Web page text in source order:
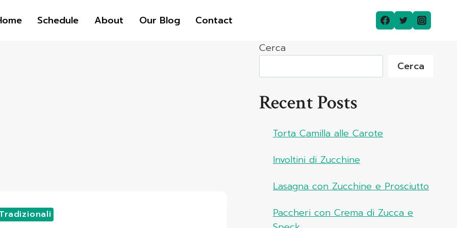
Schedule About Our Blog Contact
Cerca
Cerca
Recent Posts
Torta Camilla alle Carote
Involtini di Zucchine
Lasagna con Zucchine e Prosciutto
Paccheri con Crema di Zucca e